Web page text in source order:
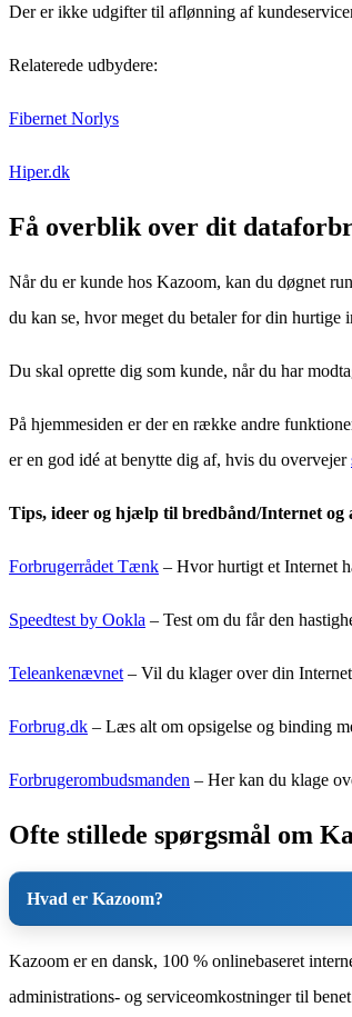
Der er ikke udgifter til aflønning af
Relaterede udbydere:
Fibernet Norlys
Hiper.dk
Få overblik over dit
Når du er kunde hos Kazoom, kan du døgnet
du kan se, hvor meget du betaler for din hurtige
Du skal oprette dig som kunde, når du har
På hjemmesiden er der en række andre
er en god idé at benytte dig af, hvis du overvejer
Tips, ideer og hjælp til bredbånd/Internet og
Forbrugerrådet Tænk – Hvor hurtigt et Internet
Speedtest by Ookla – Test om du får den
Teleankenævnet – Vil du klager over din
Forbrug.dk – Læs alt om opsigelse og binding
Forbrugerombudsmanden – Her kan du klage
Ofte stillede spørgsmål om
Hvad er Kazoom?
Kazoom er en dansk, 100 % onlinebaseret
administrations- og serviceomkostninger til